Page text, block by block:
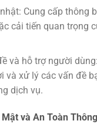
Cung cấp thông
cải tiến quan trọng
và hỗ trợ người
và xử lý các vấn đề
dịch vụ.
và An Toàn